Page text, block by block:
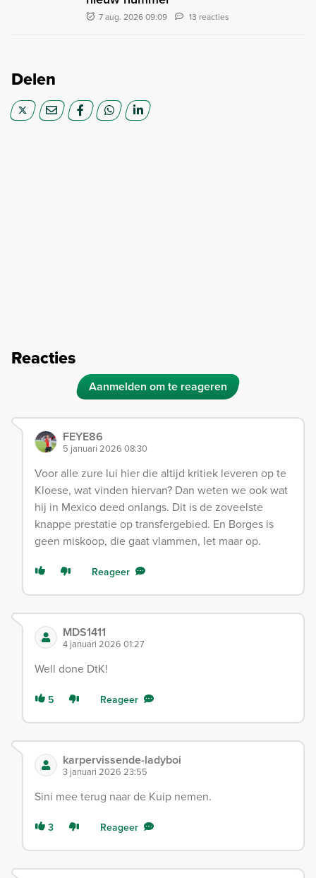
7 aug. 2026 09:09 13 reacties
Delen
Reacties
Aanmelden om te reageren
FEYE86
5 januari 2026 08:30
Voor alle zure lui hier die altijd kritiek leveren op te
Kloese, wat vinden hiervan? Dan weten we ook wat
hij in Mexico deed onlangs. Dit is de zoveelste
knappe prestatie op transfergebied. En Borges is
geen miskoop, die gaat vlammen, let maar op.
Reageer
MDS1411
4 januari 2026 01:27
Well done DtK!
5 Reageer
karpervissende-ladyboi
3 januari 2026 23:55
Sini mee terug naar de Kuip nemen.
3 Reageer